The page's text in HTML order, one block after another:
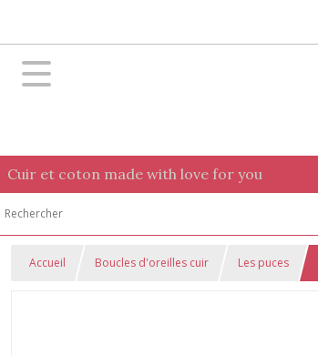
Cuir et coton made with love for you
Accueil Boucles d'oreilles cuir Les puces